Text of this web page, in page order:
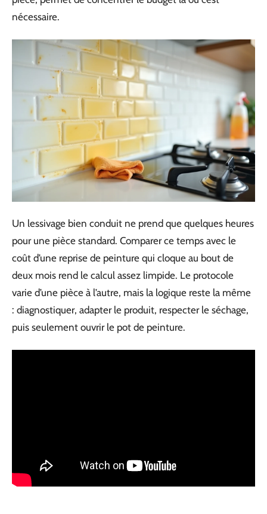
nécessaire.
Un lessivage bien conduit ne prend que quelques heures
pour une pièce standard. Comparer ce temps avec le
coût d’une reprise de peinture qui cloque au bout de
deux mois rend le calcul assez limpide. Le protocole
varie d’une pièce à l’autre, mais la logique reste la même
: diagnostiquer, adapter le produit, respecter le séchage,
puis seulement ouvrir le pot de peinture.